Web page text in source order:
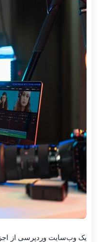
یک وب‌سایت وردپرسی از